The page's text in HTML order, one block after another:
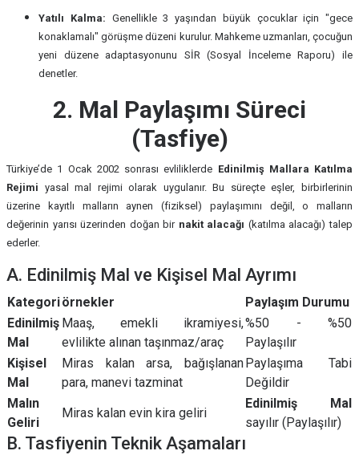
Yatılı Kalma: Genellikle 3 yaşından büyük çocuklar için "gece
konaklamalı" görüşme düzeni kurulur. Mahkeme uzmanları, çocuğun
yeni düzene adaptasyonunu SİR (Sosyal İnceleme Raporu) ile
denetler.
2. Mal Paylaşımı Süreci
(Tasfiye)
Türkiye’de 1 Ocak 2002 sonrası evliliklerde Edinilmiş Mallara Katılma
Rejimi yasal mal rejimi olarak uygulanır. Bu süreçte eşler, birbirlerinin
üzerine kayıtlı malların aynen (fiziksel) paylaşımını değil, o malların
değerinin yarısı üzerinden doğan bir nakit alacağı (katılma alacağı) talep
ederler.
A. Edinilmiş Mal ve Kişisel Mal Ayrımı
Kategoriörnekler
Paylaşım Durumu
Edinilmiş
Mal
Maaş, emekli ikramiyesi,
evlilikte alınan taşınmaz/araç
%50 - %50
Paylaşılır
Kişisel
Mal
Miras kalan arsa, bağışlanan
para, manevi tazminat
Paylaşıma Tabi
Değildir
Malın
Geliri
Miras kalan evin kira geliri
Edinilmiş Mal
sayılır (Paylaşılır)
B. Tasfiyenin Teknik Aşamaları